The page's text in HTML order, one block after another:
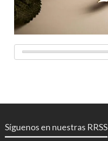
Síguenos en nuestras RRSS